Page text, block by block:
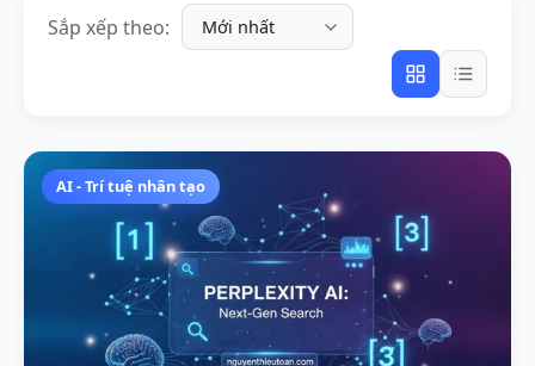
Sắp xếp theo:
AI - Trí tuệ nhân tạo